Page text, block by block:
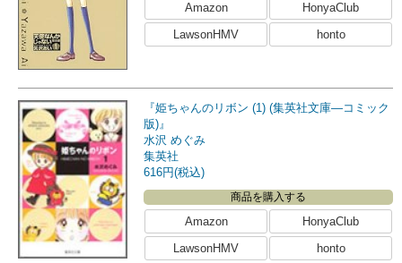
Amazon
HonyaClub
LawsonHMV
honto
『姫ちゃんのリボン (1) (集英社文庫―コミック
版)』
水沢 めぐみ
集英社
616円(税込)
商品を購入する
Amazon
HonyaClub
LawsonHMV
honto